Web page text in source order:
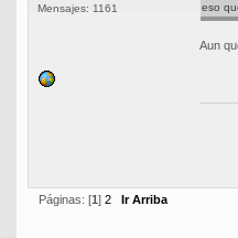
Mensajes: 1161
eso
Aun
Páginas: [1 ] 2 Ir Arriba